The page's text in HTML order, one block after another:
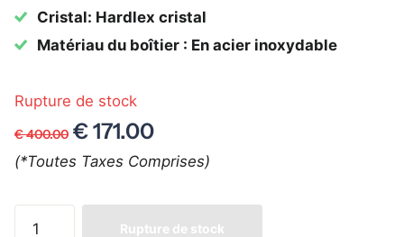
Cristal: Hardlex cristal
Matériau du boîtier : En acier inoxydable
Rupture de stock
€ 400.00 € 171.00
(*Toutes Taxes Comprises)
Rupture de stock